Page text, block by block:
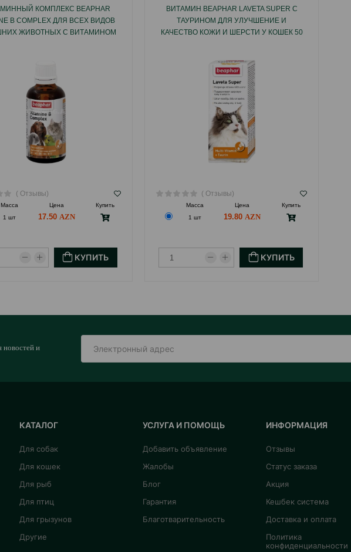
КОМПЛЕКС BEAPHAR
B COMPLEX ДЛЯ ВСЕХ ВИДОВ
ЖИВОТНЫХ С ВИТАМИНОМ
( Отзывы)
Масса Цена
Купить
1 шт
17.50
КУПИТЬ
ВИТАМИН BEAPHAR LAVETA SUPER С
ТАУРИНОМ ДЛЯ УЛУЧШЕНИЕ И
КАЧЕСТВО КОЖИ И ШЕРСТИ У КОШЕК 50
( Отзывы)
Масса Цена
Купить
1 шт
19.80
КУПИТЬ
новостей и
КАТАЛОГ
Для собак
Для кошек
Для рыб
Для птиц
Для грызунов
Другие
УСЛУГА И ПОМОЩЬ
Добавить объявление
Жалобы
Блог
Гарантия
Благотварительность
ИНФОРМАЦИЯ
Отзывы
Статус заказа
Акция
Кешбек система
Доставка и оплата
Политика
конфиденциальности